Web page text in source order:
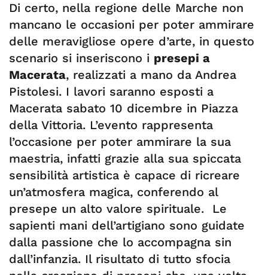
Di certo, nella regione delle Marche non
mancano le occasioni per poter ammirare
delle meravigliose opere d’arte, in questo
scenario si inseriscono i presepi a
Macerata, realizzati a mano da Andrea
Pistolesi. I lavori saranno esposti a
Macerata sabato 10 dicembre in Piazza
della Vittoria. L’evento rappresenta
l’occasione per poter ammirare la sua
maestria, infatti grazie alla sua spiccata
sensibilità artistica è capace di ricreare
un’atmosfera magica, conferendo al
presepe un alto valore spirituale. Le
sapienti mani dell’artigiano sono guidate
dalla passione che lo accompagna sin
dall’infanzia. Il risultato di tutto sfocia